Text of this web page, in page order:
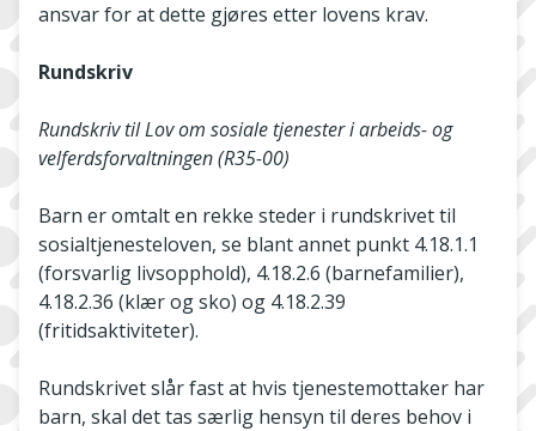
ansvar for at dette gjøres etter lovens krav.
Rundskriv
Rundskriv til Lov om sosiale tjenester i arbeids- og
velferdsforvaltningen (R35-00)
Barn er omtalt en rekke steder i rundskrivet til
sosialtjenesteloven, se blant annet punkt 4.18.1.1
(forsvarlig livsopphold), 4.18.2.6 (barnefamilier),
4.18.2.36 (klær og sko) og 4.18.2.39
(fritidsaktiviteter).
Rundskrivet slår fast at hvis tjenestemottaker har
barn, skal det tas særlig hensyn til deres behov i